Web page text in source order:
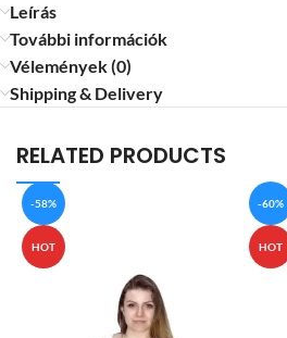
Leírás
További információk
Vélemények (0)
Shipping & Delivery
RELATED PRODUCTS
-58%
HOT
-60%
HOT